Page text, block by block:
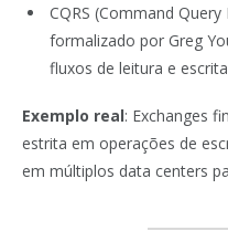
CQRS (Command
formalizado por Greg
fluxos de leitura e
Exemplo real: Exchanges
estrita em operações de
em múltiplos data centers